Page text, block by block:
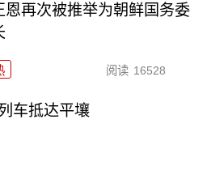
恩再次被推举为朝鲜国务委
阅读 16528
车抵达平壤